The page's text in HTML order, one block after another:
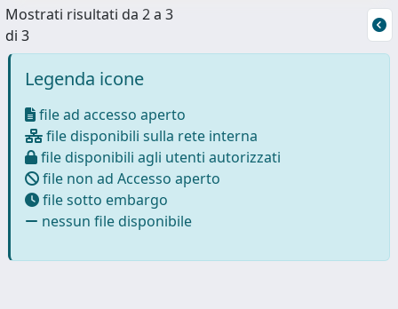
Mostrati risultati da 2 a 3
di 3
Legenda icone
file ad accesso aperto
file disponibili sulla rete interna
file disponibili agli utenti autorizzati
file non ad Accesso aperto
file sotto embargo
nessun file disponibile